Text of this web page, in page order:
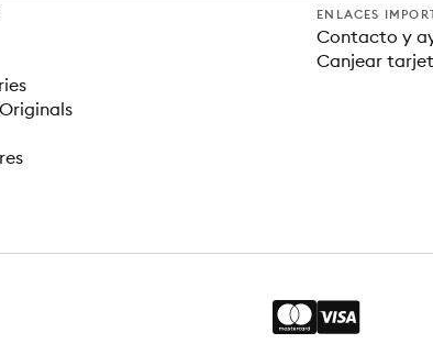
ENLACES
Contacto y
Canjear